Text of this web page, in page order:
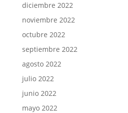
diciembre 2022
noviembre 2022
octubre 2022
septiembre 2022
agosto 2022
julio 2022
junio 2022
mayo 2022